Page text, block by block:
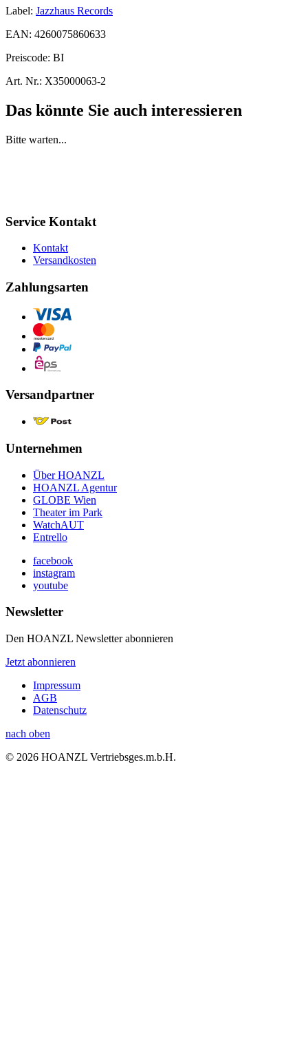
Label: Jazzhaus Records
EAN: 4260075860633
Preiscode: BI
Art. Nr.: X35000063-2
Das könnte Sie auch interessieren
Bitte warten...
Service Kontakt
Kontakt
Versandkosten
Zahlungsarten
Versandpartner
Unternehmen
Über HOANZL
HOANZL Agentur
GLOBE Wien
Theater im Park
WatchAUT
Entrello
facebook
instagram
youtube
Newsletter
Den HOANZL Newsletter abonnieren
Jetzt abonnieren
Impressum
AGB
Datenschutz
nach oben
© 2026 HOANZL Vertriebsges.m.b.H.